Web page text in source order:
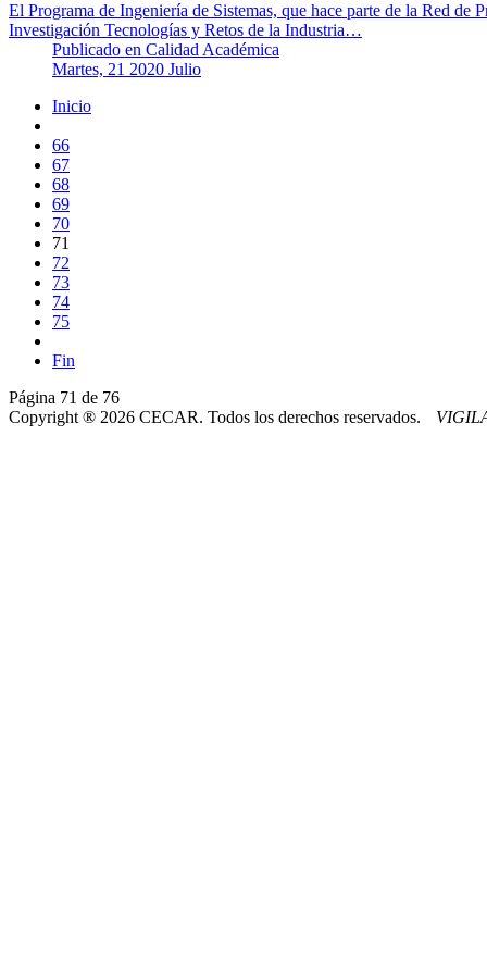
El Programa de Ingeniería de Sistemas, que hace parte de la Red
Investigación Tecnologías y Retos de la Industria…
Publicado en Calidad Académica
Martes, 21 2020 Julio
Inicio
66
67
68
69
70
71
72
73
74
75
Fin
Página 71 de 76
Copyright ® 2026 CECAR. Todos los derechos reservados.